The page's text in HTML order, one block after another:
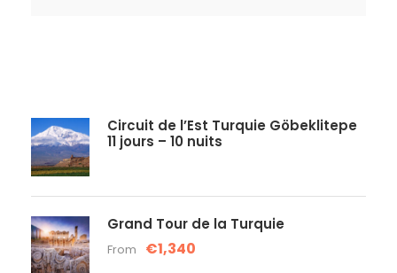
Circuit de l’Est Turquie Göbeklitepe
11 jours – 10 nuits
Grand Tour de la Turquie
From €1,340